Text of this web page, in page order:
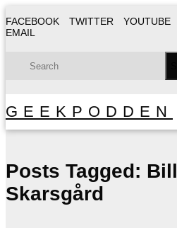
FACEBOOK TWITTER YOUTUBE
EMAIL
GEEKPODDEN
Posts Tagged: Bill
Skarsgård